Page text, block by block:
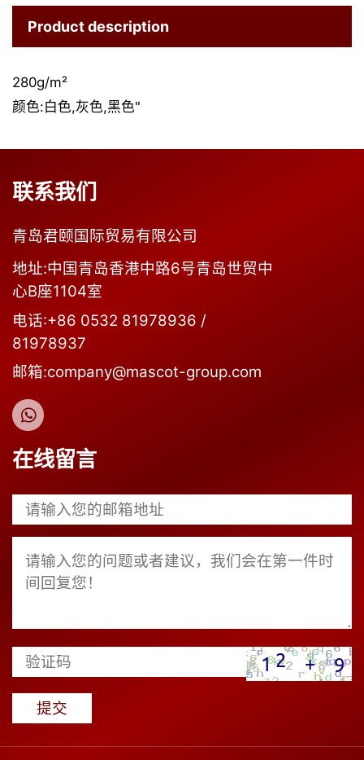
Product description
280g/m²
颜色:白色,灰色,黑色"
联系我们
青岛君颐国际贸易有限公司
地址:中国青岛香港中路6号青岛世贸中
心B座1104室
电话:+86 0532 81978936 /
81978937
邮箱:company@mascot-group.com
在线留言
提交